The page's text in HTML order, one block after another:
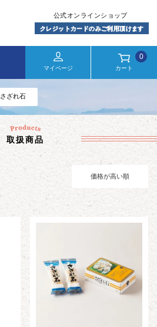
マイページ カート
0
さざれ石
取扱商品
価格が高い順